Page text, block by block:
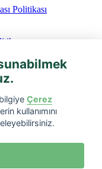
Politikası
Çerez
kullanımını